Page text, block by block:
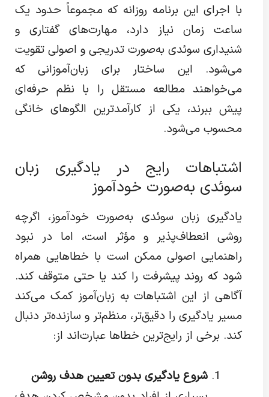
با اجرای این برنامه روزانه که مجموعاً حدود یک
ساعت زمان نیاز دارد، مهارت‌های گفتاری و
شنیداری سوئدی به‌صورت تدریجی و اصولی تقویت
می‌شود. این ساختار برای زبان‌آموزانی که
می‌خواهند مطالعه مستقل را با نظم حرفه‌ای
پیش ببرند، یکی از کارآمدترین الگوهای خانگی
محسوب می‌شود.
اشتباهات رایج در یادگیری زبان
سوئدی به‌صورت خودآموز
یادگیری زبان سوئدی به‌صورت خودآموز، اگرچه
روشی انعطاف‌پذیر و مؤثر است، اما در نبود
راهنمایی اصولی ممکن است با خطاهایی همراه
شود که روند پیشرفت را کند یا حتی متوقف کند.
آگاهی از این اشتباهات به زبان‌آموز کمک می‌کند
مسیر یادگیری را دقیق‌تر، منظم‌تر و سازنده‌تر دنبال
کند. برخی از رایج‌ترین خطاها عبارت‌اند از:
شروع یادگیری بدون تعیین هدف روشن